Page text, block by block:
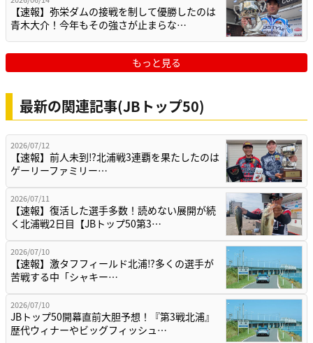
【速報】弥栄ダムの接戦を制して優勝したのは
青木大介！今年もその強さが止まらな…
もっと見る
最新の関連記事(JBトップ50)
2026/07/12
【速報】前人未到⁉北浦戦3連覇を果たしたのは
ゲーリーファミリー…
2026/07/11
【速報】復活した選手多数！読めない展開が続
く北浦戦2日目【JBトップ50第3…
2026/07/10
【速報】激タフフィールド北浦⁉多くの選手が
苦戦する中「シャキー…
2026/07/10
JBトップ50開幕直前大胆予想！『第3戦北浦』
歴代ウィナーやビッグフィッシュ…